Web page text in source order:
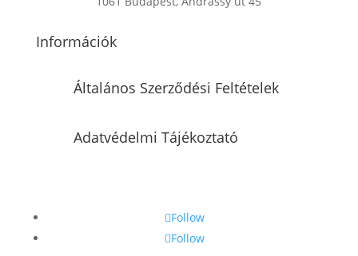
Információk
Általános Szerződési Feltételek
Adatvédelmi Tájékoztató
Follow
Follow